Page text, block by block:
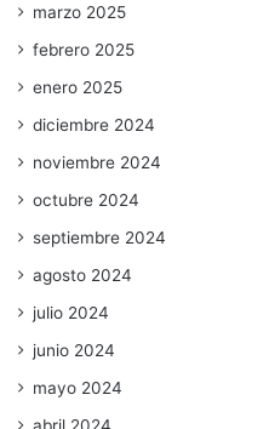
marzo 2025
febrero 2025
enero 2025
diciembre 2024
noviembre 2024
octubre 2024
septiembre 2024
agosto 2024
julio 2024
junio 2024
mayo 2024